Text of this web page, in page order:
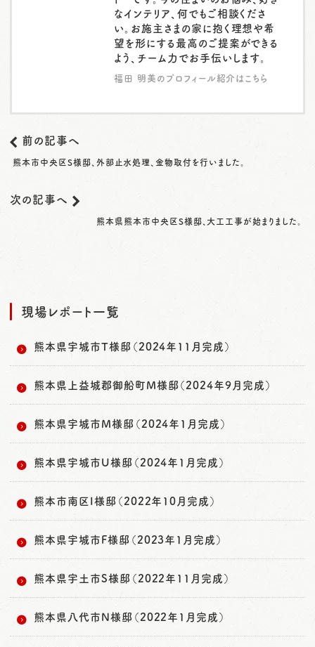
なインテリア、何でもご相談くださ
い。お施主さまの家に抱く理想や希
望を形にする最高のご提案ができる
よう、チーム力でお手伝いします。
福田 明美のプロフィール紹介はこちら
前の記事へ
熊本市中央区S様邸、外部止水処理、金物取付を行いました。
次の記事へ
熊本県熊本市中央区S様邸、大工工事が始まりました。
現場レポート一覧
熊本県宇城市T様邸（2024年11月完成）
熊本県上益城郡御船町M様邸（2024年9月完成）
熊本県宇城市M様邸（2024年1月完成）
熊本県宇城市U様邸（2024年1月完成）
熊本市南区I様邸（2022年10月完成）
熊本県宇城市F様邸（2023年1月完成）
熊本県宇土市S様邸（2022年11月完成）
熊本県八代市N様邸（2022年1月完成）